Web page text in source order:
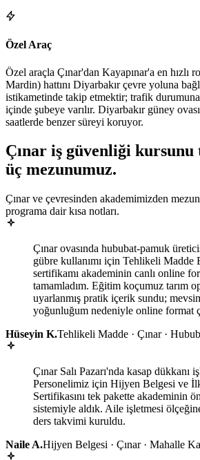
Özel Araç
Özel araçla Çınar'dan Kayapınar'a en hızlı
Mardin) hattını Diyarbakır çevre yoluna
istikametinde takip etmektir; trafik
içinde şubeye varılır. Diyarbakır güney
saatlerde benzer süreyi koruyor.
Çınar iş güvenliği kursunu
üç mezunumuz.
Çınar ve çevresinden akademimizden
programa dair kısa notları.
Çınar ovasında hububat-pamuk
gübre kullanımı için Tehlikeli Madde
sertifikamı akademinin canlı online
tamamladım. Eğitim koçumuz tarım
uyarlanmış pratik içerik sundu;
yoğunluğum nedeniyle online format
Hüseyin K.Tehlikeli Madde · Çınar ·
Çınar Salı Pazarı'nda kasap dükkanı
Personelimiz için Hijyen Belgesi ve
Sertifikasını tek pakette akademinin
sistemiyle aldık. Aile işletmesi
ders takvimi kuruldu.
Naile A.Hijyen Belgesi · Çınar · Mahalle